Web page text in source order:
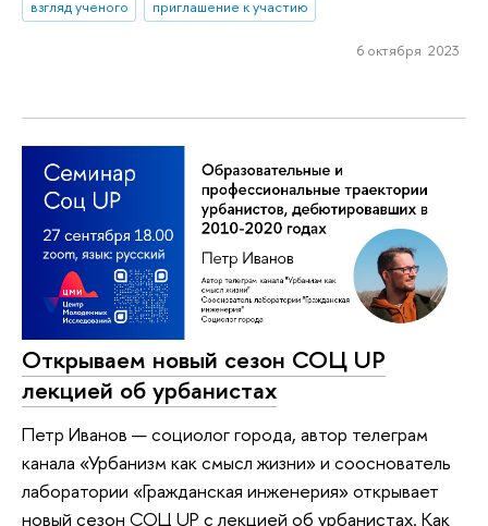
взгляд ученого
приглашение к участию
6 октября 2023
Открываем новый сезон СОЦ UP
лекцией об урбанистах
Петр Иванов — социолог города, автор телеграм
канала «Урбанизм как смысл жизни» и сооснователь
лаборатории «Гражданская инженерия» открывает
новый сезон СОЦ UP с лекцией об урбанистах. Как